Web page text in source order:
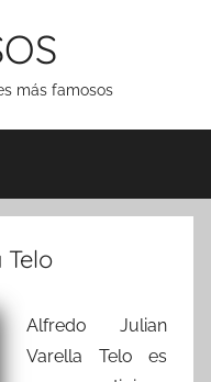
más famosos
Alfredo Julian
Varella Telo es